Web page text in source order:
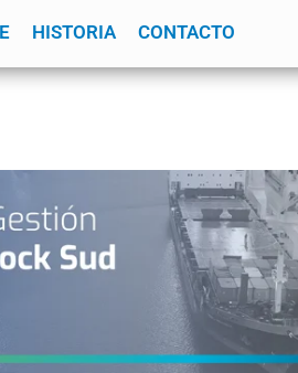
HISTORIA CONTACTO
del Plata Patagonia Quequén